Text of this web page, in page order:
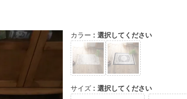
カラー 選択してください
サイズ 選択してください